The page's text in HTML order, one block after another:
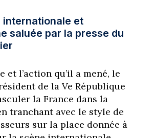
internationale et
saluée par la presse du
et l’action qu’il a mené, le
de la Ve République
la France dans la
tranchant avec le style de
sur la place donnée à